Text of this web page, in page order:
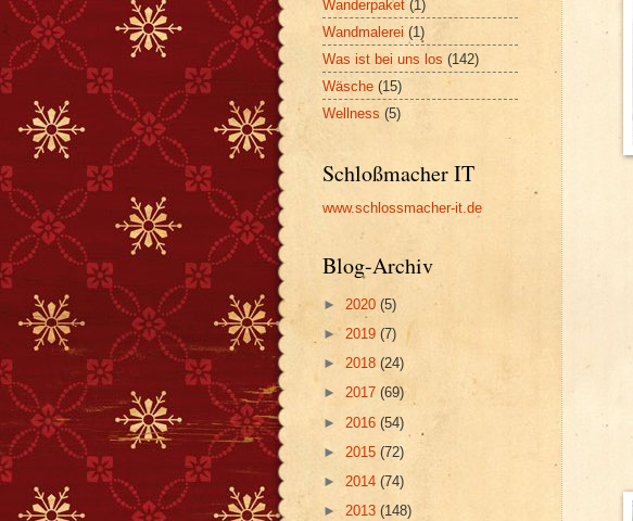
Wanderpaket (1)
Wandmalerei (1)
Was ist bei uns los (142)
Wäsche (15)
Wellness (5)
Schloßmacher IT
www.schlossmacher-it.de
Blog-Archiv
► 2020 (5)
► 2019 (7)
► 2018 (24)
► 2017 (69)
► 2016 (54)
► 2015 (72)
► 2014 (74)
► 2013 (148)